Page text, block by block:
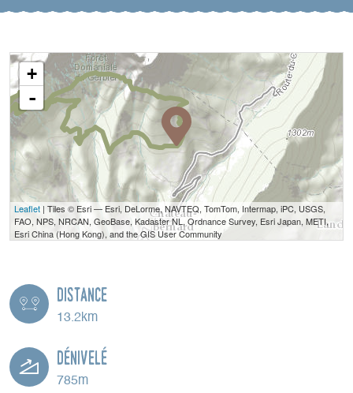
+
-
Leaflet | Tiles © Esri — Esri, DeLorme, NAVTEQ, TomTom, Intermap, iPC, USGS,
FAO, NPS, NRCAN, GeoBase, Kadaster NL, Ordnance Survey, Esri Japan, METI,
Esri China (Hong Kong), and the GIS User Community
Distance
13.2km
Dénivelé
785m